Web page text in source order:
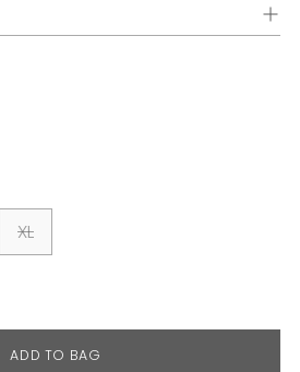
XL
ADD TO BAG